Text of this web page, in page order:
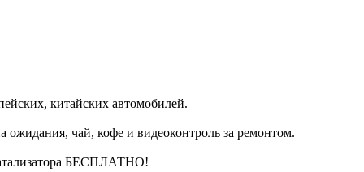
китайских автомобилей.
чай, кофе и видеоконтроль за ремонтом.
БЕСПЛАТНО!